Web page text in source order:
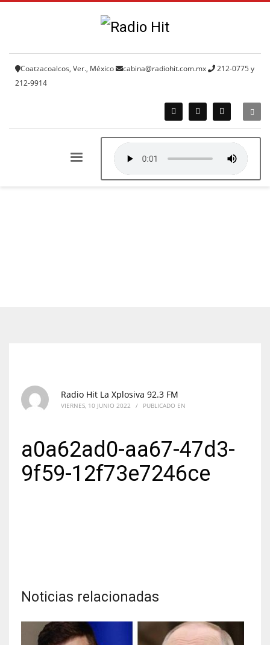
Coatzacoalcos, Ver., México cabina@radiohit.com.mx
212-0775 y
212-9914
Radio Hit La Xplosiva 92.3 FM
VIERNES, 10 JUNIO 2022 / PUBLICADO EN
a0a62ad0-aa67-47d3-
9f59-12f73e7246ce
Noticias relacionadas